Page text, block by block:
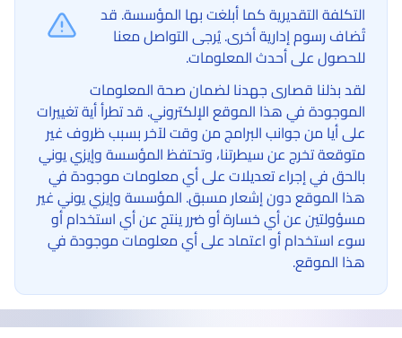
التكلفة التقديرية كما أبلغت بها المؤسسة. قد
تُضاف رسوم إدارية أخرى. يُرجى التواصل معنا
للحصول على أحدث المعلومات.
لقد بذلنا قصارى جهدنا لضمان صحة المعلومات
الموجودة في هذا الموقع الإلكتروني. قد تطرأ أية تغييرات
على أيا من جوانب البرامج من وقت لآخر بسبب ظروف غير
متوقعة تخرج عن سيطرتنا، وتحتفظ المؤسسة وإيزي يوني
بالحق في إجراء تعديلات على أي معلومات موجودة في
هذا الموقع دون إشعار مسبق. المؤسسة وإيزي يوني غير
مسؤولتين عن أي خسارة أو ضرر ينتج عن أي استخدام أو
سوء استخدام أو اعتماد على أي معلومات موجودة في
هذا الموقع.